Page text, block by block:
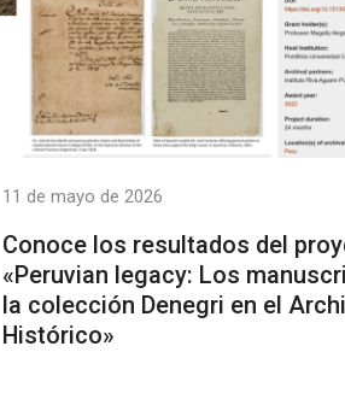
11 de mayo de 2026
Conoce los resultados del
«Peruvian legacy: Los
la colección Denegri en el
Histórico»